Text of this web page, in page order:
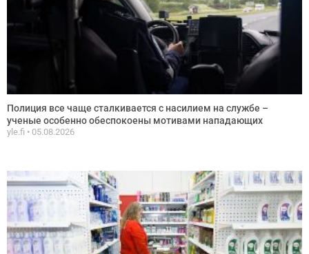
Полиция все чаще сталкивается с насилием на службе –
ученые особенно обеспокоены мотивами нападающих
yle.fi 05.08.2026